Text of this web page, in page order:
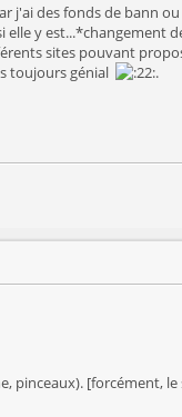
j'ai des fonds de bann
elle y est...*changement
sites pouvant
toujours génial
.
pinceaux). [forcément,